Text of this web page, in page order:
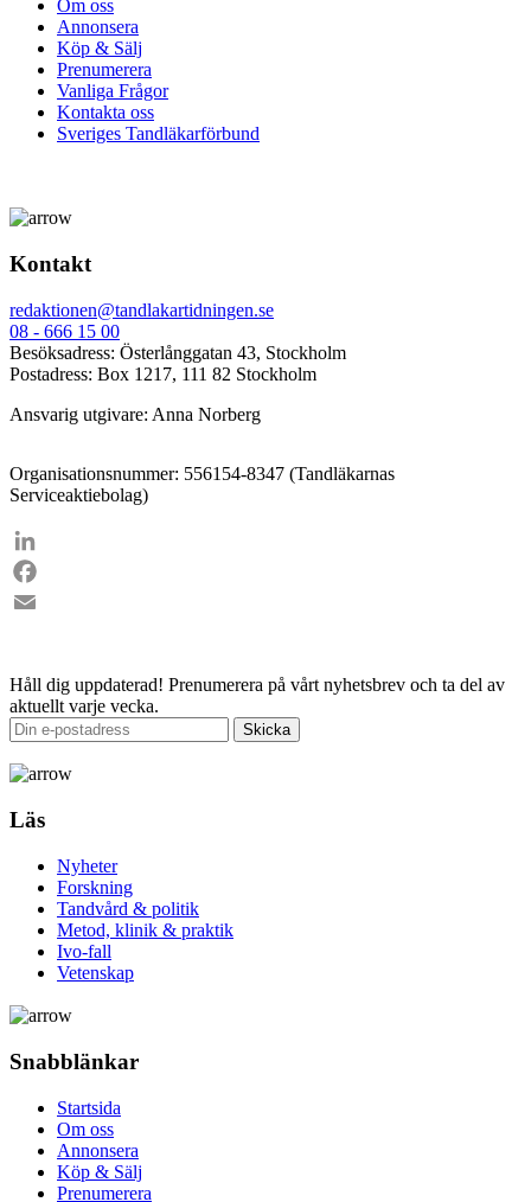
Om oss
Annonsera
Köp & Sälj
Prenumerera
Vanliga Frågor
Kontakta oss
Sveriges Tandläkarförbund
Kontakt
redaktionen@tandlakartidningen.se
08 - 666 15 00
Besöksadress: Österlånggatan 43, Stockholm
Postadress: Box 1217, 111 82 Stockholm
Ansvarig utgivare: Anna Norberg
Organisationsnummer: 556154-8347 (Tandläkarnas
Serviceaktiebolag)
LinkedIn
Facebook
Håll dig uppdaterad! Prenumerera på vårt nyhetsbrev och ta del av
aktuellt varje vecka.
Läs
Nyheter
Forskning
Tandvård & politik
Metod, klinik & praktik
Ivo-fall
Vetenskap
Snabblänkar
Startsida
Om oss
Annonsera
Köp & Sälj
Prenumerera